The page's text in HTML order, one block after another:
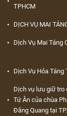
TPHCM
DỊCH VỤ MAI
Dịch Vụ Mai Táng
Dịch Vụ Hỏa Táng
Dịch vụ lưu giữ tro
Tứ Ân của chùa
Đăng Quang tại